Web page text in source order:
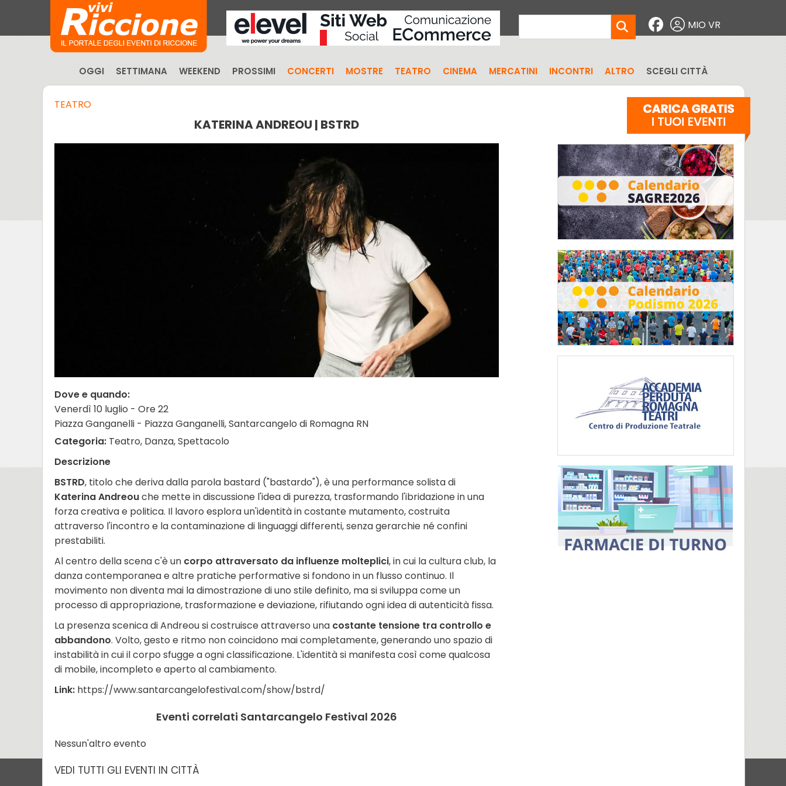
MIO VR
OGGI SETTIMANA WEEKEND PROSSIMI CONCERTI MOSTRE TEATRO CINEMA MERCATINI INCONTRI ALTRO SCEGLI CITTÀ
TEATRO
KATERINA ANDREOU | BSTRD
Dove e quando:
Venerdì 10 luglio - Ore 22
Piazza Ganganelli - Piazza Ganganelli, Santarcangelo di Romagna RN
Categoria: Teatro, Danza, Spettacolo
Descrizione
BSTRD, titolo che deriva dalla parola bastard ("bastardo"), è una performance solista di
Katerina Andreouche mette in discussione l'idea di purezza, trasformando l'ibridazione in una
forza creativa e politica. Il lavoro esplora un'identità in costante mutamento, costruita
attraverso l'incontro e la contaminazione di linguaggi differenti, senza gerarchie né confini
prestabiliti.
Al centro della scena c'è un corpo attraversato da influenze molteplici, in cui la cultura club, la
danza contemporanea e altre pratiche performative si fondono in un flusso continuo. Il
movimento non diventa mai la dimostrazione di uno stile definito, ma si sviluppa come un
processo di appropriazione, trasformazione e deviazione, rifiutando ogni idea di autenticità fissa.
La presenza scenica di Andreou si costruisce attraverso una costante tensione tra controllo e
abbandono. Volto, gesto e ritmo non coincidono mai completamente, generando uno spazio di
instabilità in cui il corpo sfugge a ogni classificazione. L'identità si manifesta così come qualcosa
di mobile, incompleto e aperto al cambiamento.
Link: https://www.santarcangelofestival.com/show/bstrd/
Eventi correlati Santarcangelo Festival 2026
Nessun'altro evento
VEDI TUTTI GLI EVENTI IN CITTÀ